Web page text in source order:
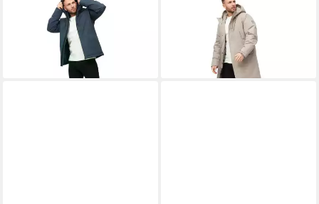
Winterjacke Derbe
Deutholm - Herrenjacke
ab 149,90 € UVP 199,95 €
Parka Derbe Valholm
Man - Wintermantel